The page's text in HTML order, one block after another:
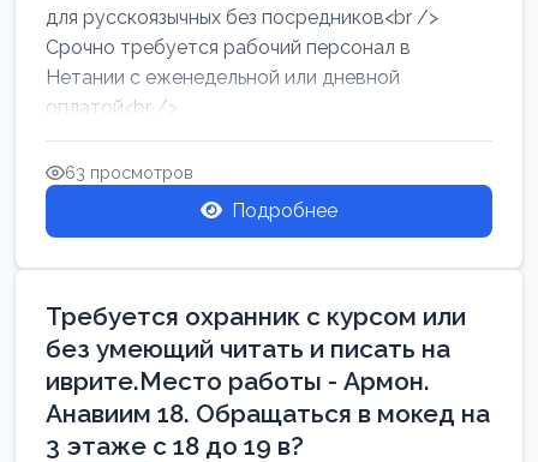
для русскоязычных без посредников<br />
Срочно требуется рабочий персонал в
Нетании с еженедельной или дневной
оплатой<br />
Свежие вакансии в Нетании дл...
63 просмотров
Подробнее
Требуется охранник с курсом или
без умеющий читать и писать на
иврите.Место работы - Армон.
Анавиим 18. Обращаться в мокед на
3 этаже с 18 до 19 в?